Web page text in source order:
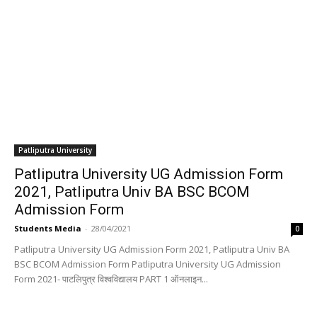
Patliputra University
Patliputra University UG Admission Form
2021, Patliputra Univ BA BSC BCOM
Admission Form
Students Media - 28/04/2021 0
Patliputra University UG Admission Form 2021, Patliputra Univ BA
BSC BCOM Admission Form Patliputra University UG Admission
Form 2021- पाटलिपुत्र विश्वविद्यालय PART 1 ऑनलाइन...